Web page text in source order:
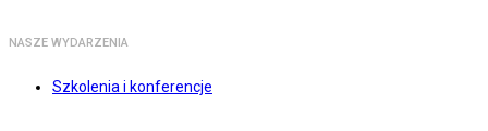
NASZE WYDARZENIA
Szkolenia i konferencje